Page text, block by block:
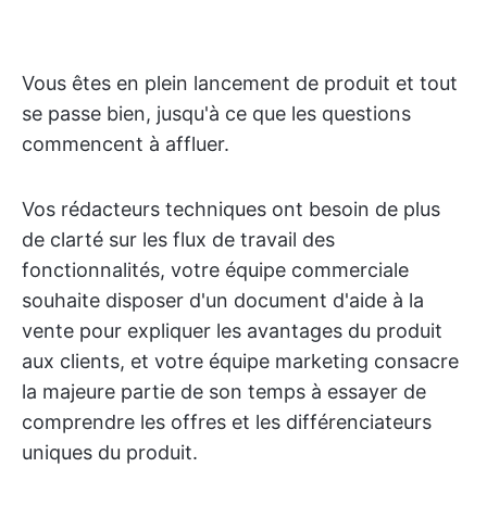
Vous êtes en plein lancement de produit et tout
se passe bien, jusqu'à ce que les questions
commencent à affluer.
Vos rédacteurs techniques ont besoin de plus
de clarté sur les flux de travail des
fonctionnalités, votre équipe commerciale
souhaite disposer d'un document d'aide à la
vente pour expliquer les avantages du produit
aux clients, et votre équipe marketing consacre
la majeure partie de son temps à essayer de
comprendre les offres et les différenciateurs
uniques du produit.